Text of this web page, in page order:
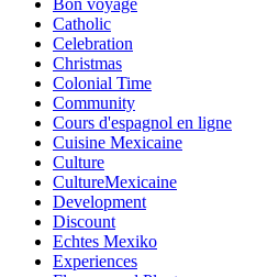
Bon voyage
Catholic
Celebration
Christmas
Colonial Time
Community
Cours d'espagnol en ligne
Cuisine Mexicaine
Culture
CultureMexicaine
Development
Discount
Echtes Mexiko
Experiences